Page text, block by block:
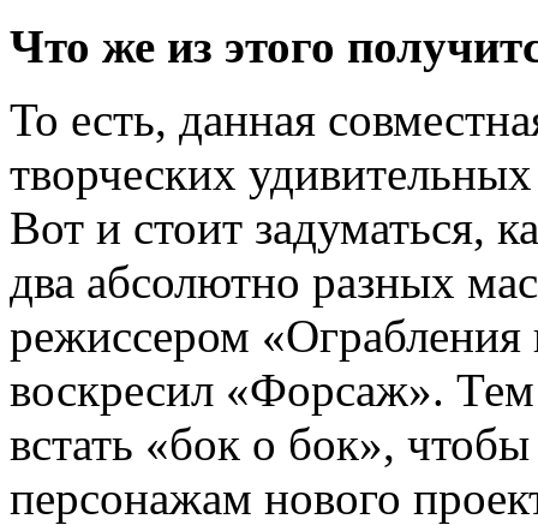
Что же из этого
То есть, данная
творческих
Вот и стоит задуматься,
два абсолютно разных
режиссером «Ограбления
воскресил «Форсаж».
встать «бок о бок»,
персонажам нового